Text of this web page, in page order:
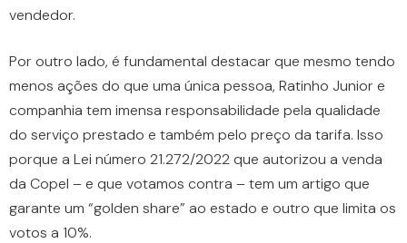
vendedor.
Por outro lado, é fundamental destacar que mesmo tendo
menos ações do que uma única pessoa, Ratinho Junior e
companhia tem imensa responsabilidade pela qualidade
do serviço prestado e também pelo preço da tarifa. Isso
porque a Lei número 21.272/2022 que autorizou a venda
da Copel – e que votamos contra – tem um artigo que
garante um “golden share” ao estado e outro que limita os
votos a 10%.